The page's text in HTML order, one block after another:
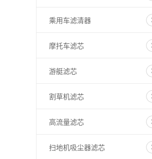
乘用车滤清器
摩托车滤芯
游艇滤芯
割草机滤芯
高流量滤芯
扫地机吸尘器滤芯